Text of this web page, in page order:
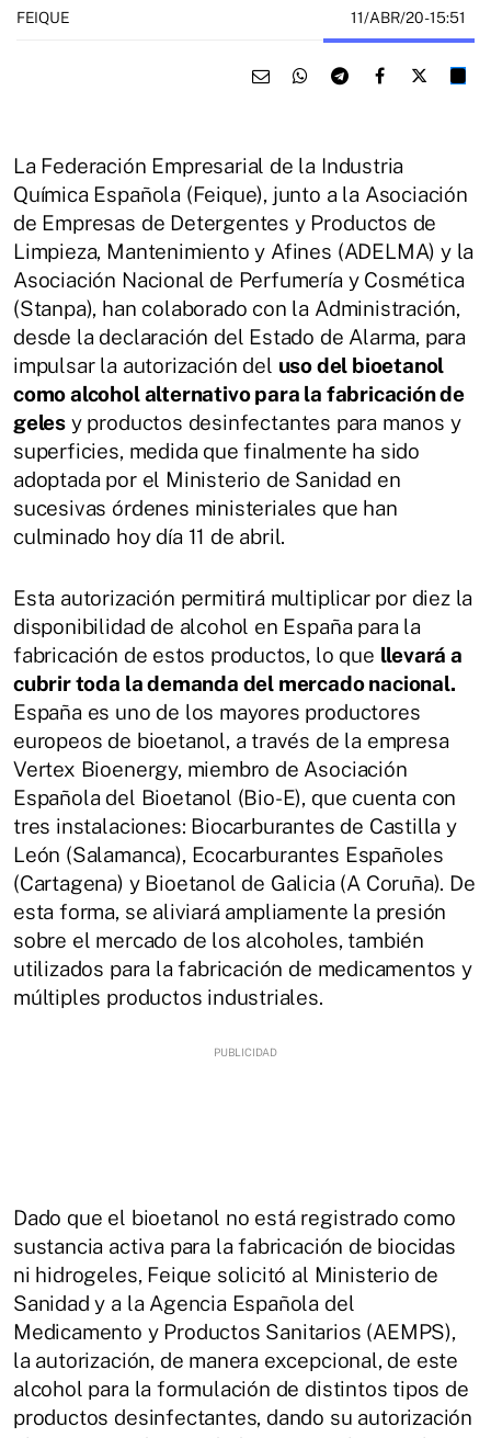
FEIQUE 11/ABR/20- 15:51
La Federación Empresarial de la Industria
Química Española (Feique), junto a la Asociación
de Empresas de Detergentes y Productos de
Limpieza, Mantenimiento y Afines (ADELMA) y la
Asociación Nacional de Perfumería y Cosmética
(Stanpa), han colaborado con la Administración,
desde la declaración del Estado de Alarma, para
impulsar la autorización del uso del bioetanol
como alcohol alternativo para la fabricación de
geles y productos desinfectantes para manos y
superficies, medida que finalmente ha sido
adoptada por el Ministerio de Sanidad en
sucesivas órdenes ministeriales que han
culminado hoy día 11 de abril.
Esta autorización permitirá multiplicar por diez la
disponibilidad de alcohol en España para la
fabricación de estos productos, lo que llevará a
cubrir toda la demanda del mercado nacional.
España es uno de los mayores productores
europeos de bioetanol, a través de la empresa
Vertex Bioenergy, miembro de Asociación
Española del Bioetanol (Bio-E), que cuenta con
tres instalaciones: Biocarburantes de Castilla y
León (Salamanca), Ecocarburantes Españoles
(Cartagena) y Bioetanol de Galicia (A Coruña). De
esta forma, se aliviará ampliamente la presión
sobre el mercado de los alcoholes, también
utilizados para la fabricación de medicamentos y
múltiples productos industriales.
Dado que el bioetanol no está registrado como
sustancia activa para la fabricación de biocidas
ni hidrogeles, Feique solicitó al Ministerio de
Sanidad y a la Agencia Española del
Medicamento y Productos Sanitarios (AEMPS),
la autorización, de manera excepcional, de este
alcohol para la formulación de distintos tipos de
productos desinfectantes, dando su autorización